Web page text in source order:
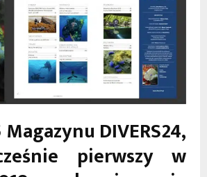
DIVERS24,
pierwszy w